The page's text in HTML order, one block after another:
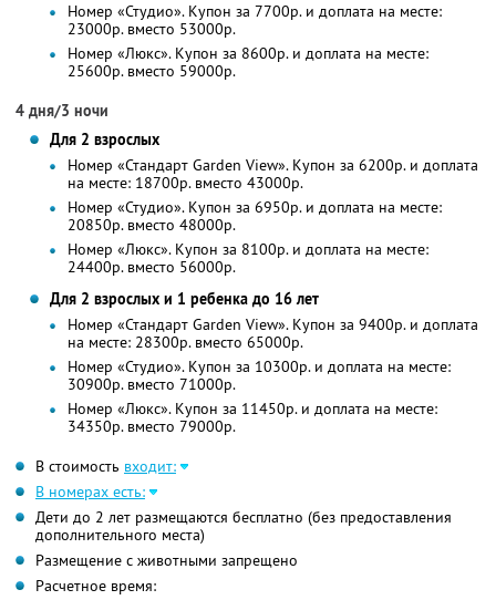
Номер «Студио». Купон за 7700р. и доплата на месте:
23000р. вместо 53000р.
Номер «Люкс». Купон за 8600р. и доплата на месте:
25600р. вместо 59000р.
4 дня/3 ночи
Для 2 взрослых
Номер «Стандарт Garden View». Купон за 6200р. и доплата
на месте: 18700р. вместо 43000р.
Номер «Студио». Купон за 6950р. и доплата на месте:
20850р. вместо 48000р.
Номер «Люкс». Купон за 8100р. и доплата на месте:
24400р. вместо 56000р.
Для 2 взрослых и 1 ребенка до 16 лет
Номер «Стандарт Garden View». Купон за 9400р. и доплата
на месте: 28300р. вместо 65000р.
Номер «Студио». Купон за 10300р. и доплата на месте:
30900р. вместо 71000р.
Номер «Люкс». Купон за 11450р. и доплата на месте:
34350р. вместо 79000р.
В стоимость входит:
В номерах есть:
Дети до 2 лет размещаются бесплатно (без предоставления
дополнительного места)
Размещение с животными запрещено
Расчетное время: